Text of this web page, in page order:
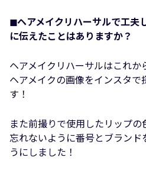
◼︎ヘアメイクリハーサルで工夫
に伝えたことはありますか？
ヘアメイクリハーサルはこれ
ヘアメイクの画像をインスタ
す！
また前撮りで使用したリップ
忘れないように番号とブランド
うにしました！